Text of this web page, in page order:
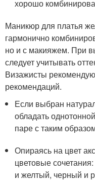
хорошо
Маникюр для платья
гармонично
но и с макияжем. При
следует учитывать
Визажисты
рекомендаций.
Если выбран
обладать
паре с таким
Опираясь на цвет
цветовые
и желтый, черный и